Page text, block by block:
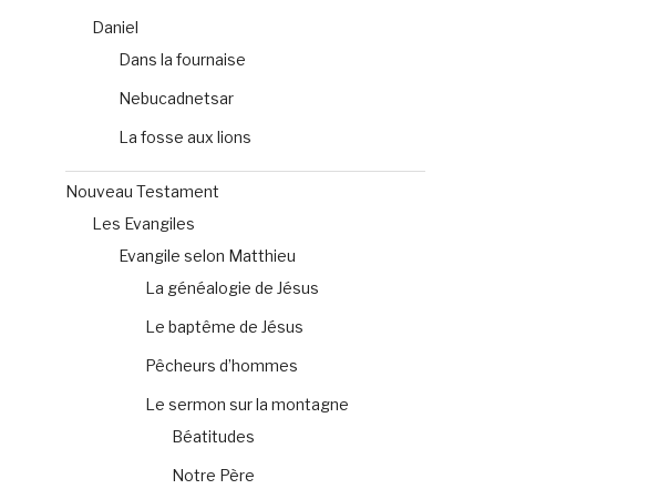
Daniel
Dans la fournaise
Nebucadnetsar
La fosse aux lions
Nouveau Testament
Les Evangiles
Evangile selon Matthieu
La généalogie de Jésus
Le baptême de Jésus
Pêcheurs d’hommes
Le sermon sur la montagne
Béatitudes
Notre Père